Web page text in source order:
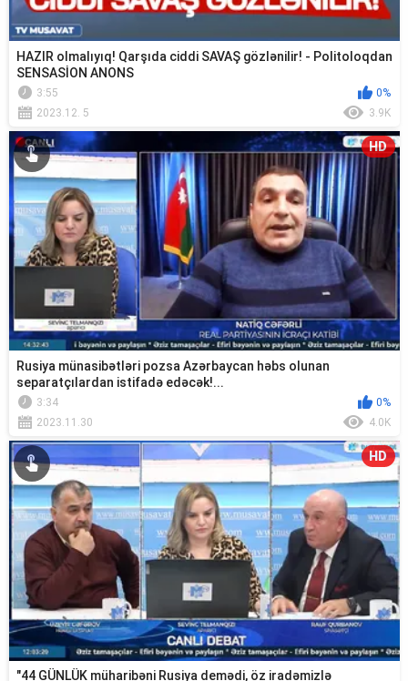
HAZIR olmalıyıq! Qarşıda ciddi SAVAŞ gözlənilir! - Politoloqdan
SENSASİON ANONS
3:55
0%
2023.12. 5
3.9K
HD
Rusiya münasibətləri pozsa Azərbaycan həbs olunan
separatçılardan istifadə edəcək!...
3:34
0%
2023.11.30
4.0K
HD
"44 GÜNLÜK müharibəni Rusiya demədi, öz iradəmizlə